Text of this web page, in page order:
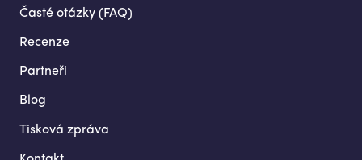
Časté otázky (FAQ)
Recenze
Partneři
Blog
Tisková zpráva